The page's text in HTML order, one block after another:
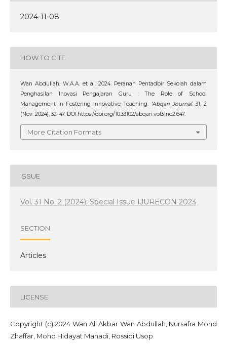
2024-11-08
HOW TO CITE
Wan Abdullah, W.A.A. et al. 2024. Peranan Pentadbir Sekolah dalam
Penghasilan Inovasi Pengajaran Guru : The Role of School
Management in Fostering Innovative Teaching. ‘Abqari Journal. 31, 2
(Nov. 2024), 32–47. DOI:https://doi.org/10.33102/abqari.vol31no2.647.
More Citation Formats
ISSUE
Vol. 31 No. 2 (2024): Special Issue IJURECON 2023
SECTION
Articles
LICENSE
Copyright (c) 2024 Wan Ali Akbar Wan Abdullah, Nursafra Mohd
Zhaffar, Mohd Hidayat Mahadi, Rossidi Usop